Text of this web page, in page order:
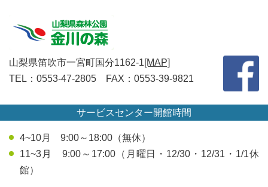
山梨県笛吹市一宮町国分1162-1[MAP]
TEL：0553-47-2805 FAX：0553-39-9821
サービスセンター開館時間
4~10月 9:00～18:00（無休）
11~3月 9:00～17:00（月曜日・12/30・12/31・1/1休
館）